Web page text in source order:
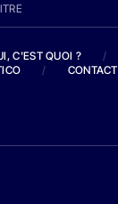
C'EST QUOI ?
/
/ CONTACT